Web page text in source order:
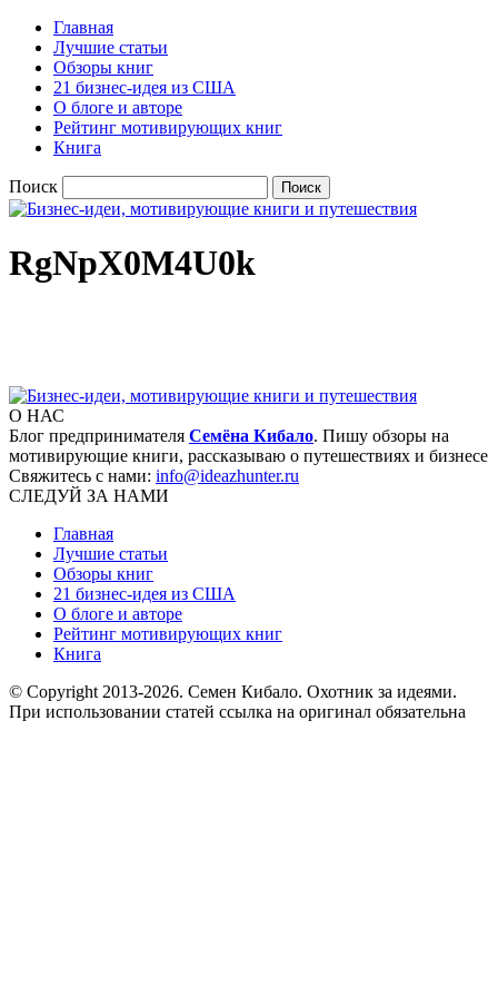
Главная
Лучшие статьи
Обзоры книг
21 бизнес-идея из США
О блоге и авторе
Рейтинг мотивирующих книг
Книга
Поиск
RgNpX0M4U0k
О НАС
Блог предпринимателя Семёна Кибало. Пишу обзоры на
мотивирующие книги, рассказываю о путешествиях и бизнесе
Свяжитесь с нами: info@ideazhunter.ru
СЛЕДУЙ ЗА НАМИ
Главная
Лучшие статьи
Обзоры книг
21 бизнес-идея из США
О блоге и авторе
Рейтинг мотивирующих книг
Книга
© Copyright 2013-2026. Семен Кибало. Охотник за идеями.
При использовании статей ссылка на оригинал обязательна